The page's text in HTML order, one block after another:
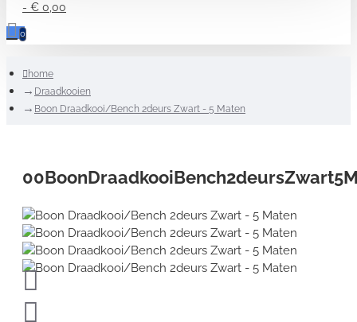
- € 0,00
0
home
Draadkooien
Boon Draadkooi/Bench 2deurs Zwart - 5 Maten